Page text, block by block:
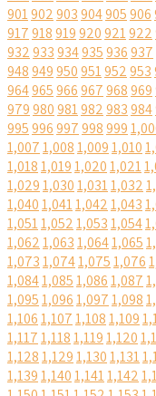
901902903904905906
917918919920921922
932933934935936937
948949950951952953
964965966967968969
979980981982983984
995996997998999
1,0071,0081,0091,010
1,0181,0191,0201,021
1,0291,0301,0311,032
1,0401,0411,0421,043
1,0511,0521,0531,054
1,0621,0631,0641,065
1,0731,0741,0751,076
1,0841,0851,0861,087
1,0951,0961,0971,098
1,1061,1071,1081,109
1,1171,1181,1191,120
1,1281,1291,1301,131
1,1391,1401,1411,142